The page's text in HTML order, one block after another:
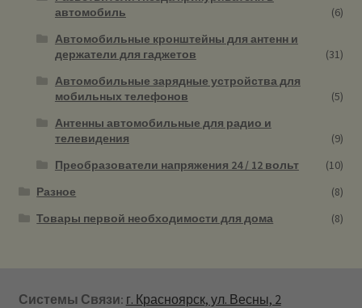
автомобиль
(6)
Автомобильные кронштейны для антенн и
держатели для гаджетов
(31)
Автомобильные зарядные устройства для
мобильных телефонов
(5)
Антенны автомобильные для радио и
телевидения
(9)
Преобразователи напряжения 24 / 12 вольт
(10)
Разное
(8)
Товары первой необходимости для дома
(8)
Системы Связи: г. Красноярск, ул. Весны, 2